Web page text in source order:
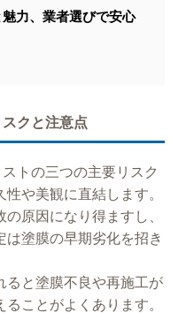
力、業者選びで安心
クと注意点
トの三つの主要リスク
や美観に直結します。
原因になり得ますし、
塗膜の早期劣化を招き
ると塗膜不良や再施工が
ことがよくあります。